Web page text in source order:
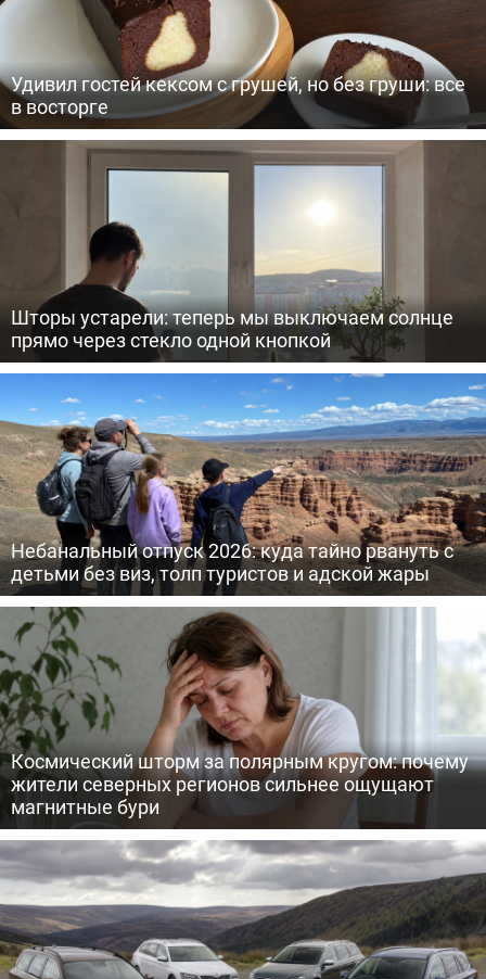
Удивил гостей кексом с грушей, но без груши: все
в восторге
Шторы устарели: теперь мы выключаем солнце
прямо через стекло одной кнопкой
Небанальный отпуск 2026: куда тайно рвануть с
детьми без виз, толп туристов и адской жары
Космический шторм за полярным кругом: почему
жители северных регионов сильнее ощущают
магнитные бури